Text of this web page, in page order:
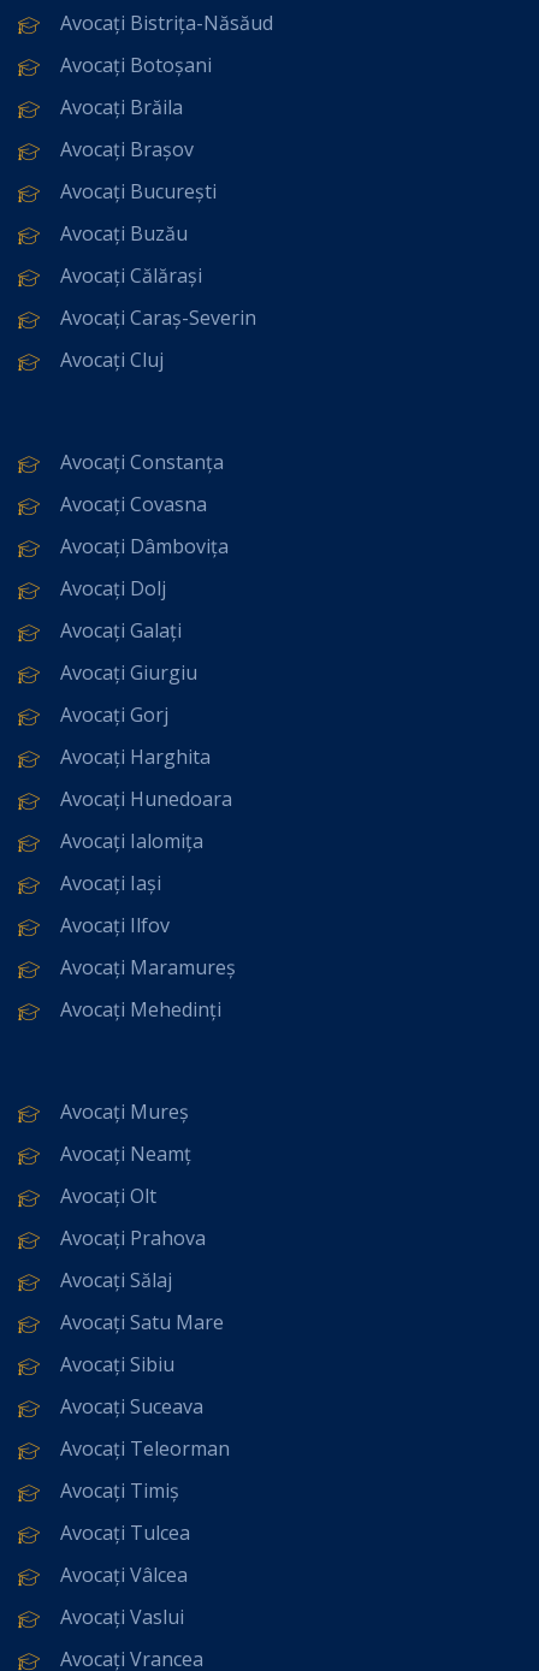
Avocați Bistrița-Năsăud
Avocați Botoșani
Avocați Brăila
Avocați Brașov
Avocați București
Avocați Buzău
Avocați Călărași
Avocați Caraș-Severin
Avocați Cluj
Avocați Constanța
Avocați Covasna
Avocați Dâmbovița
Avocați Dolj
Avocați Galați
Avocați Giurgiu
Avocați Gorj
Avocați Harghita
Avocați Hunedoara
Avocați Ialomița
Avocați Iași
Avocați Ilfov
Avocați Maramureș
Avocați Mehedinți
Avocați Mureș
Avocați Neamț
Avocați Olt
Avocați Prahova
Avocați Sălaj
Avocați Satu Mare
Avocați Sibiu
Avocați Suceava
Avocați Teleorman
Avocați Timiș
Avocați Tulcea
Avocați Vâlcea
Avocați Vaslui
Avocați Vrancea